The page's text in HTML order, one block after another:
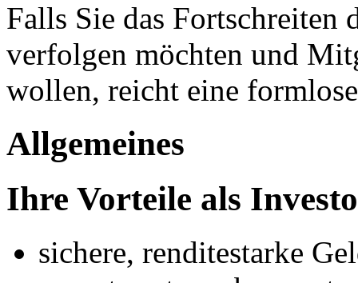
Falls Sie das Fortschreiten
verfolgen möchten und
wollen, reicht eine
Allgemeines
Ihre Vorteile als
sichere, renditestarke